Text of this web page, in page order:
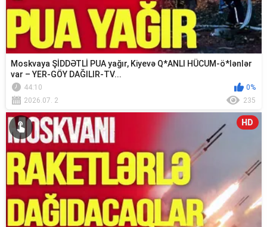
Moskvaya ŞİDDƏTLİ PUA yağır, Kiyevə Q*ANLI HÜCUM-ö*lənlər
var – YER-GÖY DAĞILIR-TV...
44:10
0%
2026.07. 2
235
HD